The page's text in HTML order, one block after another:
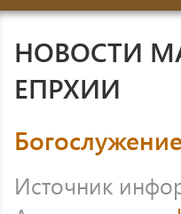
НОВОСТИ
ЕПРХИИ
Источник